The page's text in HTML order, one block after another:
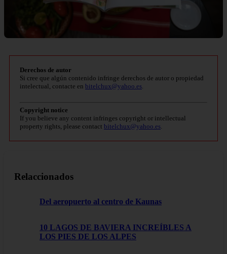
Derechos de autor
Si cree que algún contenido infringe derechos de autor o propiedad
intelectual, contacte en bitelchux@yahoo.es.
Copyright notice
If you believe any content infringes copyright or intellectual
property rights, please contact bitelchux@yahoo.es.
Relaccionados
Del aeropuerto al centro de Kaunas
10 LAGOS DE BAVIERA INCREÍBLES A
LOS PIES DE LOS ALPES